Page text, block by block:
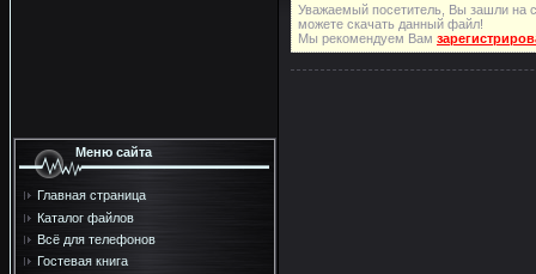
Меню сайта
Главная страница
Каталог файлов
Всё для телефонов
Гостевая книга
Уважаемый посетитель, Вы зашли на
можете скачать данный файл!
Мы рекомендуем Вам